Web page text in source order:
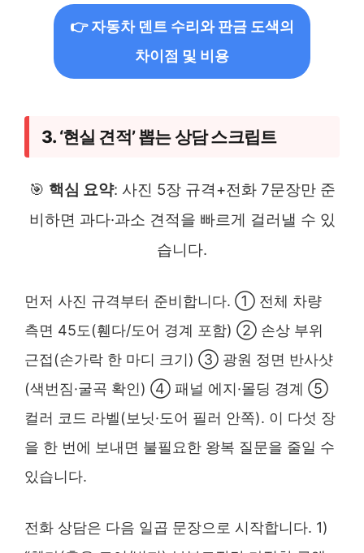
👉 자동차 덴트 수리와 판금 도색의
차이점 및 비용
3. ‘현실 견적’ 뽑는 상담 스크립트
🎯 핵심 요약: 사진 5장 규격+전화 7문장만 준
비하면 과다·과소 견적을 빠르게 걸러낼 수 있
습니다.
먼저 사진 규격부터 준비합니다. ① 전체 차량
측면 45도(휀다/도어 경계 포함) ② 손상 부위
근접(손가락 한 마디 크기) ③ 광원 정면 반사샷
(색번짐·굴곡 확인) ④ 패널 에지·몰딩 경계 ⑤
컬러 코드 라벨(보닛·도어 필러 안쪽). 이 다섯 장
을 한 번에 보내면 불필요한 왕복 질문을 줄일 수
있습니다.
전화 상담은 다음 일곱 문장으로 시작합니다. 1)